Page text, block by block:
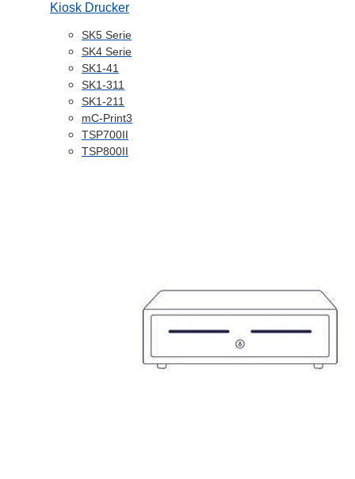
Kiosk Drucker
SK5 Serie
SK4 Serie
SK1-41
SK1-311
SK1-211
mC-Print3
TSP700II
TSP800II